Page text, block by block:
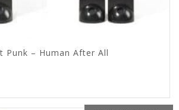
– Human After All